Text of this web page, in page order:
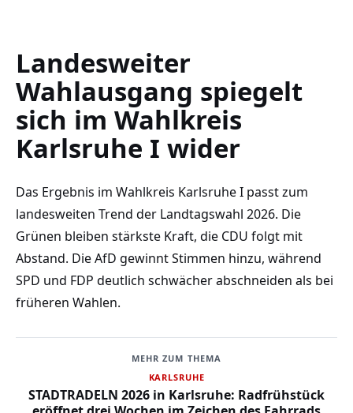
Landesweiter
Wahlausgang spiegelt
sich im Wahlkreis
Karlsruhe I wider
Das Ergebnis im Wahlkreis Karlsruhe I passt zum
landesweiten Trend der Landtagswahl 2026. Die
Grünen bleiben stärkste Kraft, die CDU folgt mit
Abstand. Die AfD gewinnt Stimmen hinzu, während
SPD und FDP deutlich schwächer abschneiden als bei
früheren Wahlen.
MEHR ZUM THEMA
KARLSRUHE
STADTRADELN 2026 in Karlsruhe: Radfrühstück